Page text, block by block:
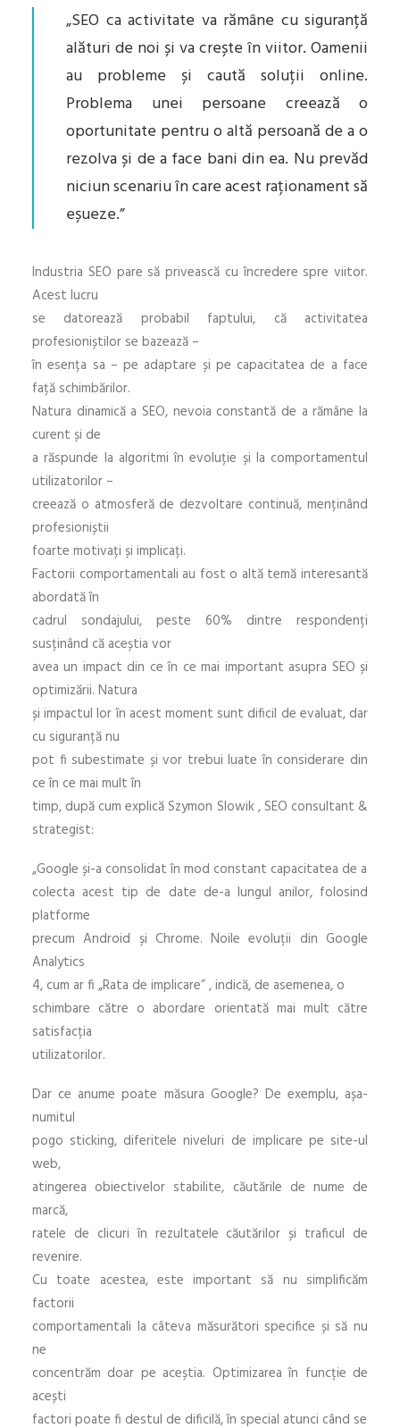
„SEO ca activitate va rămâne cu siguranță
alături de noi și va crește în viitor. Oamenii
au probleme și caută soluții online.
Problema unei persoane creează o
oportunitate pentru o altă persoană de a o
rezolva și de a face bani din ea. Nu prevăd
niciun scenariu în care acest raționament să
eșueze.”
Industria SEO pare să privească cu încredere spre viitor.
Acest lucru
se datorează probabil faptului, că activitatea
profesioniștilor se bazează –
în esența sa – pe adaptare și pe capacitatea de a face
față schimbărilor.
Natura dinamică a SEO, nevoia constantă de a rămâne la
curent și de
a răspunde la algoritmi în evoluție și la comportamentul
utilizatorilor –
creează o atmosferă de dezvoltare continuă, menținând
profesioniștii
foarte motivați și implicați.
Factorii comportamentali au fost o altă temă interesantă
abordată în
cadrul sondajului, peste 60% dintre respondenți
susținând că aceștia vor
avea un impact din ce în ce mai important asupra SEO și
optimizării. Natura
și impactul lor în acest moment sunt dificil de evaluat, dar
cu siguranță nu
pot fi subestimate și vor trebui luate în considerare din
ce în ce mai mult în
timp, după cum explică Szymon Slowik , SEO consultant &
strategist:
„Google și-a consolidat în mod constant capacitatea de a
colecta acest tip de date de-a lungul anilor, folosind
platforme
precum Android și Chrome. Noile evoluții din Google
Analytics
4, cum ar fi „Rata de implicare” , indică, de asemenea, o
schimbare către o abordare orientată mai mult către
satisfacția
utilizatorilor.
Dar ce anume poate măsura Google? De exemplu, așa-
numitul
pogo sticking, diferitele niveluri de implicare pe site-ul
web,
atingerea obiectivelor stabilite, căutările de nume de
marcă,
ratele de clicuri în rezultatele căutărilor și traficul de
revenire.
Cu toate acestea, este important să nu simplificăm
factorii
comportamentali la câteva măsurători specifice și să nu
ne
concentrăm doar pe aceștia. Optimizarea în funcție de
acești
factori poate fi destul de dificilă, în special atunci când se